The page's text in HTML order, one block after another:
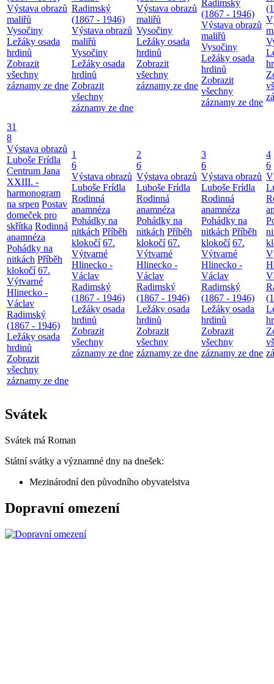
Výstava obrazů
maliřů
Vysočiny
Ležáky osada
hrdinů
Zobrazit
všechny
záznamy ze dne
Radimský
(1867 - 1946)
Výstava obrazů
maliřů
Vysočiny
Ležáky osada
hrdinů
Zobrazit
všechny
záznamy ze dne
Výstava obrazů
maliřů
Vysočiny
Ležáky osada
hrdinů
Zobrazit
všechny
záznamy ze dne
Radimský
(1867 - 1946)
Výstava obrazů
maliřů
Vysočiny
Ležáky osada
hrdinů
Zobrazit
všechny
záznamy ze dne
31
8
Výstava obrazů
Luboše Frídla
Centrum Jana
XXIII. -
harmonogram
na srpen Postav
domeček pro
skřítka Rodinná
anamnéza
Pohádky na
nitkách Příběh
klokočí 67.
Výtvarné
Hlinecko -
Václav
Radimský
(1867 - 1946)
Ležáky osada
hrdinů
Zobrazit
všechny
záznamy ze dne
1
6
Výstava obrazů
Luboše Frídla
Rodinná
anamnéza
Pohádky na
nitkách Příběh
klokočí 67.
Výtvarné
Hlinecko -
Václav
Radimský
(1867 - 1946)
Ležáky osada
hrdinů
Zobrazit
všechny
záznamy ze dne
2
6
Výstava obrazů
Luboše Frídla
Rodinná
anamnéza
Pohádky na
nitkách Příběh
klokočí 67.
Výtvarné
Hlinecko -
Václav
Radimský
(1867 - 1946)
Ležáky osada
hrdinů
Zobrazit
všechny
záznamy ze dne
3
6
Výstava obrazů
Luboše Frídla
Rodinná
anamnéza
Pohádky na
nitkách Příběh
klokočí 67.
Výtvarné
Hlinecko -
Václav
Radimský
(1867 - 1946)
Ležáky osada
hrdinů
Zobrazit
všechny
záznamy ze dne
4
6
Svátek
Svátek má Roman
Státní svátky a významné dny na dnešek:
Mezinárodní den původního obyvatelstva
Dopravní omezení